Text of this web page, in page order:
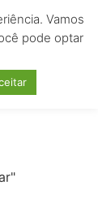
Vamos
pode optar